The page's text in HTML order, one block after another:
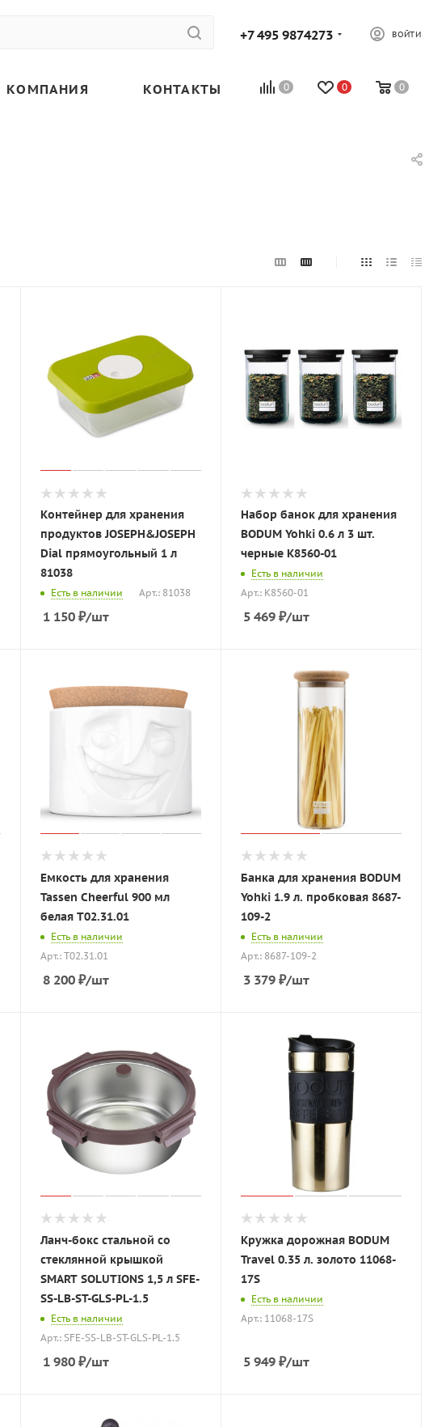
+7 495 9874273 ВОЙТИ
0 0 0
КОМПАНИЯ КОНТАКТЫ
Контейнер для хранения
продуктов JOSEPH&JOSEPH
Dial прямоугольный 1 л
81038
Есть в наличии Арт.: 81038
1 150₽/шт
Набор банок для хранения
BODUM Yohki 0.6 л 3 шт.
черные K8560-01
Есть в наличии
Арт.: K8560-01
5 469₽/шт
Емкость для хранения
Tassen Cheerful 900 мл
белая T02.31.01
Есть в наличии
Арт.: T02.31.01
8 200₽/шт
Банка для хранения BODUM
Yohki 1.9 л. пробковая 8687-
109-2
Есть в наличии
Арт.: 8687-109-2
3 379₽/шт
Ланч-бокс стальной со
стеклянной крышкой
SMART SOLUTIONS 1,5 л SFE-
SS-LB-ST-GLS-PL-1.5
Есть в наличии
Арт.: SFE-SS-LB-ST-GLS-PL-1.5
1 980₽/шт
Кружка дорожная BODUM
Travel 0.35 л. золото 11068-
17S
Есть в наличии
Арт.: 11068-17S
5 949₽/шт